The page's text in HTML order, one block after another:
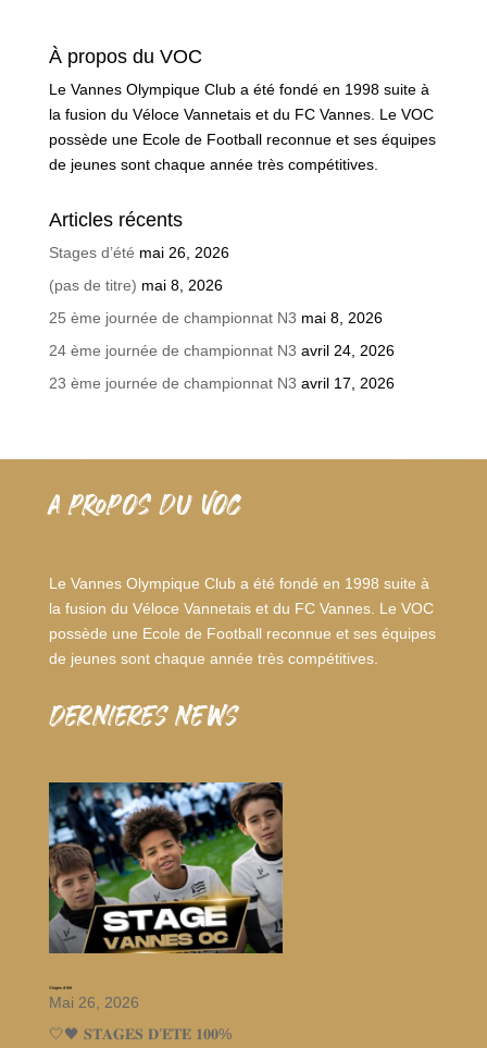
À propos du VOC
Le Vannes Olympique Club a été fondé en 1998 suite à
la fusion du Véloce Vannetais et du FC Vannes. Le VOC
possède une Ecole de Football reconnue et ses équipes
de jeunes sont chaque année très compétitives.
Articles récents
Stages d’été mai 26, 2026
(pas de titre) mai 8, 2026
25 ème journée de championnat N3 mai 8, 2026
24 ème journée de championnat N3 avril 24, 2026
23 ème journée de championnat N3 avril 17, 2026
A PROPOS DU VOC
Le Vannes Olympique Club a été fondé en 1998 suite à
la fusion du Véloce Vannetais et du FC Vannes. Le VOC
possède une Ecole de Football reconnue et ses équipes
de jeunes sont chaque année très compétitives.
dernieres news
Stages d’été
Mai 26, 2026
🤍🖤 𝐒𝐓𝐀𝐆𝐄𝐒 𝐃’𝐄́𝐓𝐄́ 𝟏𝟎𝟎%